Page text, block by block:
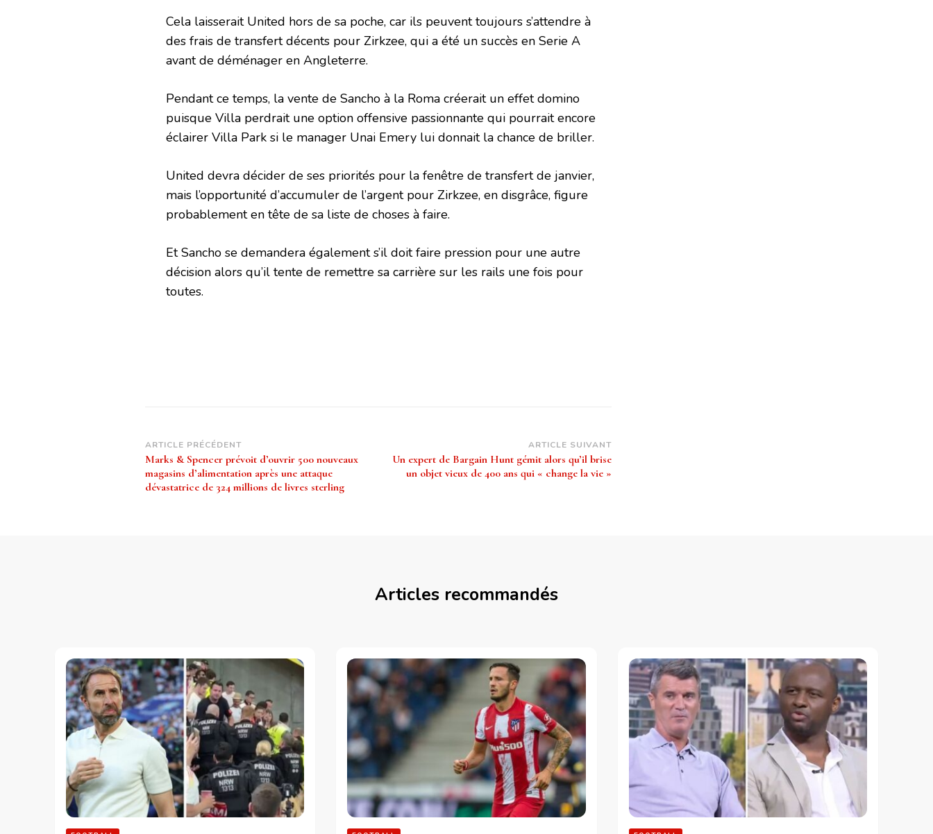
Cela laisserait United hors de sa poche, car ils peuvent toujours s’attendre à
des frais de transfert décents pour Zirkzee, qui a été un succès en Serie A
avant de déménager en Angleterre.
Pendant ce temps, la vente de Sancho à la Roma créerait un effet domino
puisque Villa perdrait une option offensive passionnante qui pourrait encore
éclairer Villa Park si le manager Unai Emery lui donnait la chance de briller.
United devra décider de ses priorités pour la fenêtre de transfert de janvier,
mais l’opportunité d’accumuler de l’argent pour Zirkzee, en disgrâce, figure
probablement en tête de sa liste de choses à faire.
Et Sancho se demandera également s’il doit faire pression pour une autre
décision alors qu’il tente de remettre sa carrière sur les rails une fois pour
toutes.
Navigation
d’article
ARTICLE PRÉCÉDENT
Marks & Spencer prévoit d’ouvrir 500 nouveaux
magasins d’alimentation après une attaque
dévastatrice de 324 millions de livres sterling
ARTICLE SUIVANT
Un expert de Bargain Hunt gémit alors qu’il brise
un objet vieux de 400 ans qui « change la vie »
Articles recommandés